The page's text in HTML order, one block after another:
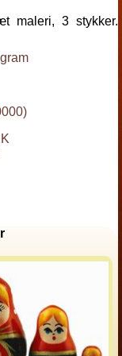
maleri, 3 stykker.